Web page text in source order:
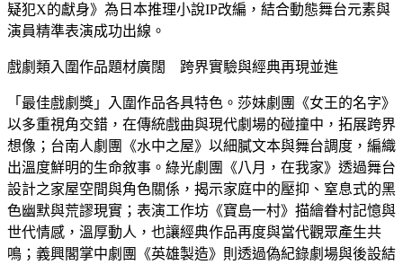
疑犯X的獻身》為日本推理小說IP改編，結合動態舞台元素與
演員精準表演成功出線。
戲劇類入圍作品題材廣闊 跨界實驗與經典再現並進
「最佳戲劇獎」入圍作品各具特色。莎妹劇團《女王的名字》
以多重視角交錯，在傳統戲曲與現代劇場的碰撞中，拓展跨界
想像；台南人劇團《水中之屋》以細膩文本與舞台調度，編織
出溫度鮮明的生命敘事。綠光劇團《八月，在我家》透過舞台
設計之家屋空間與角色關係，揭示家庭中的壓抑、窒息式的黑
色幽默與荒謬現實；表演工作坊《寶島一村》描繪眷村記憶與
世代情感，溫厚動人，也讓經典作品再度與當代觀眾產生共
鳴；義興閣掌中劇團《英雄製造》則透過偽紀錄劇場與後設結